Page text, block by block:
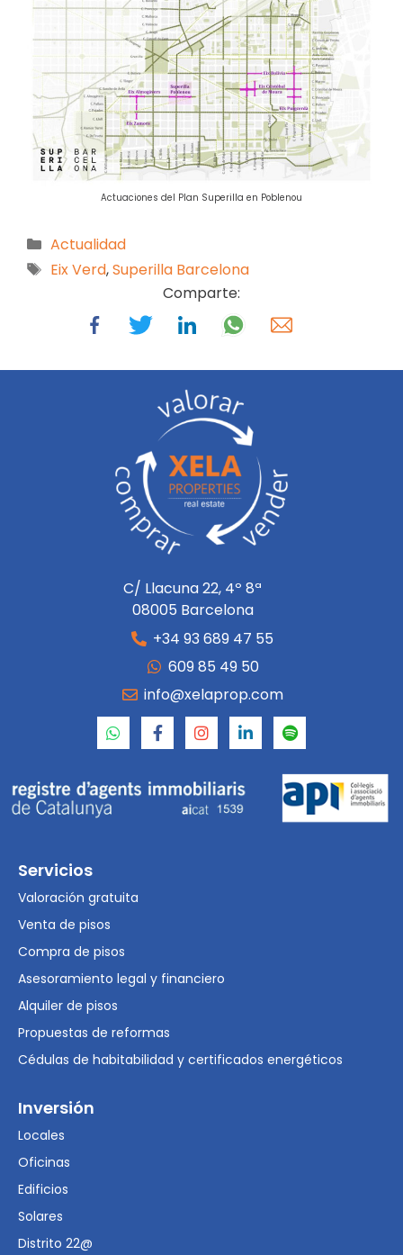
Actuaciones del Plan Superilla en Poblenou
Actualidad
Eix Verd,Superilla Barcelona
Comparte:
C/ Llacuna 22, 4º 8ª
08005 Barcelona
+34 93 689 47 55
609 85 49 50
info@xelaprop.com
Servicios
Valoración gratuita
Venta de pisos
Compra de pisos
Asesoramiento legal y financiero
Alquiler de pisos
Propuestas de reformas
Cédulas de habitabilidad y certificados energéticos
Inversión
Locales
Oficinas
Edificios
Solares
Distrito 22@